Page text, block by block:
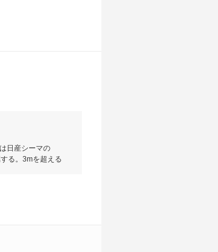
日産シーマの
る。3mを超える
、動くリビング